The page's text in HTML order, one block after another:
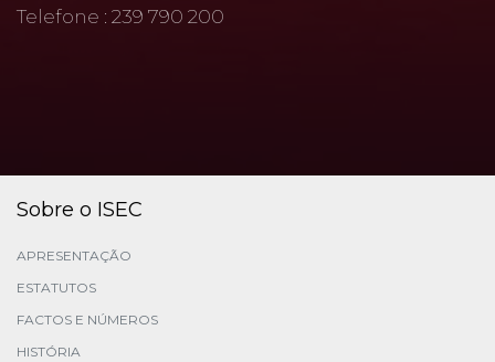
Telefone : 239 790 200
Sobre o ISEC
APRESENTAÇÃO
ESTATUTOS
FACTOS E NÚMEROS
HISTÓRIA